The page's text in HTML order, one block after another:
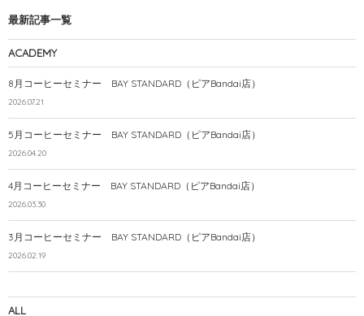
最新記事一覧
ACADEMY
8月コーヒーセミナー BAY STANDARD（ピアBandai店）
2026.07.21
5月コーヒーセミナー BAY STANDARD（ピアBandai店）
2026.04.20
4月コーヒーセミナー BAY STANDARD（ピアBandai店）
2026.03.30
3月コーヒーセミナー BAY STANDARD（ピアBandai店）
2026.02.19
ALL